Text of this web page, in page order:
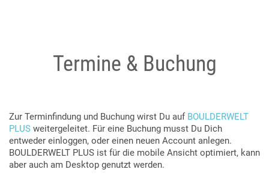
Termine & Buchung
Zur Terminfindung und Buchung wirst Du auf BOULDERWELT
PLUS weitergeleitet. Für eine Buchung musst Du Dich
entweder einloggen, oder einen neuen Account anlegen.
BOULDERWELT PLUS ist für die mobile Ansicht optimiert, kann
aber auch am Desktop genutzt werden.